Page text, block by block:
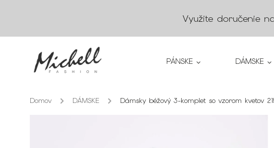
Využite doručenie
PÁNSKE DÁMSKE
Domov / DÁMSKE / Dámsky béžový 3-komplet so vzorom kvetov